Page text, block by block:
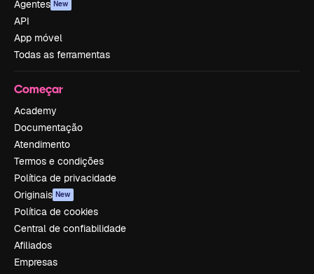
Agentes New
API
App móvel
Todas as ferramentas
Começar
Academy
Documentação
Atendimento
Termos e condições
Política de privacidade
Originais New
Política de cookies
Central de confiabilidade
Afiliados
Empresas